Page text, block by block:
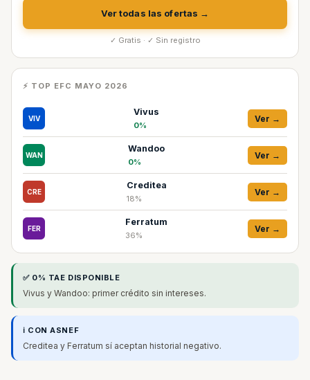
Ver todas las ofertas →
✓ Gratis · ✓ Sin registro
⚡ TOP EFC MAYO 2026
VIV
Vivus
0%
Ver →
WAN
Wandoo
0%
Ver →
CRE
Creditea
18%
Ver →
FER
Ferratum
36%
Ver →
✅ 0% TAE DISPONIBLE
Vivus y Wandoo: primer crédito sin intereses.
ℹ️ CON ASNEF
Creditea y Ferratum sí aceptan historial negativo.